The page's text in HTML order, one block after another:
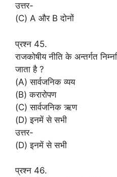
उत्तर-
(C) A और B दोनों
प्रश्न 45.
राजकोषीय नीति के अन्तर्गत
जाता है ?
(A) सार्वजनिक व्यय
(B) करारोपण
(C) सार्वजनिक ऋण
(D) इनमें से सभी
उत्तर-
(D) इनमें से सभी
प्रश्न 46.